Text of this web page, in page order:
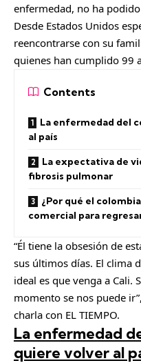
enfermedad, no ha
Desde Estados Unidos
reencontrarse con su
quienes han cumplido 99
Contents
La enfermedad del
al país
La expectativa de
fibrosis pulmonar
¿Por qué el
comercial para
“Él tiene la obsesión de
sus últimos días. El clima
ideal es que venga a Cali.
momento se nos puede
charla con EL TIEMPO.
La enfermedad
quiere volver al